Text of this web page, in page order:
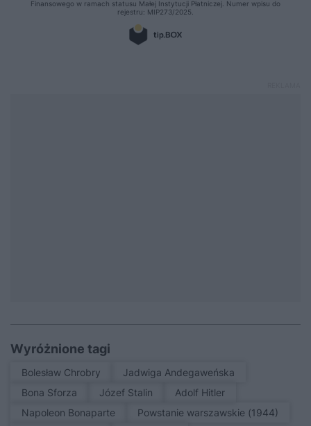
Wyróżnione tagi
Bolesław Chrobry
Jadwiga Andegaweńska
Bona Sforza
Józef Stalin
Adolf Hitler
Napoleon Bonaparte
Powstanie warszawskie (1944)